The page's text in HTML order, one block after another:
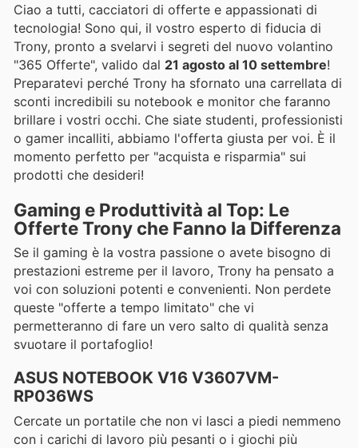
Ciao a tutti, cacciatori di offerte e appassionati di
tecnologia! Sono qui, il vostro esperto di fiducia di
Trony, pronto a svelarvi i segreti del nuovo volantino
"365 Offerte", valido dal 21 agosto al 10 settembre!
Preparatevi perché Trony ha sfornato una carrellata di
sconti incredibili su notebook e monitor che faranno
brillare i vostri occhi. Che siate studenti, professionisti
o gamer incalliti, abbiamo l'offerta giusta per voi. È il
momento perfetto per "acquista e risparmia" sui
prodotti che desideri!
Gaming e Produttività al Top: Le
Offerte Trony che Fanno la Differenza
Se il gaming è la vostra passione o avete bisogno di
prestazioni estreme per il lavoro, Trony ha pensato a
voi con soluzioni potenti e convenienti. Non perdete
queste "offerte a tempo limitato" che vi
permetteranno di fare un vero salto di qualità senza
svuotare il portafoglio!
ASUS NOTEBOOK V16 V3607VM-
RP036WS
Cercate un portatile che non vi lasci a piedi nemmeno
con i carichi di lavoro più pesanti o i giochi più